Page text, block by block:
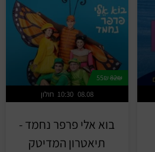
82₪
55₪
חולון 10:30 08.08
בוא אלי פרפר נחמד -
תיאטרון המדיטק